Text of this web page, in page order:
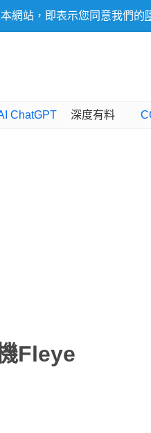
網站，即表示您同意我們的
ChatGPT 深度有料
Fleye